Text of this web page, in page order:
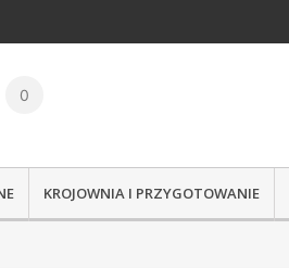
0
KROJOWNIA I PRZYGOTOWANIE